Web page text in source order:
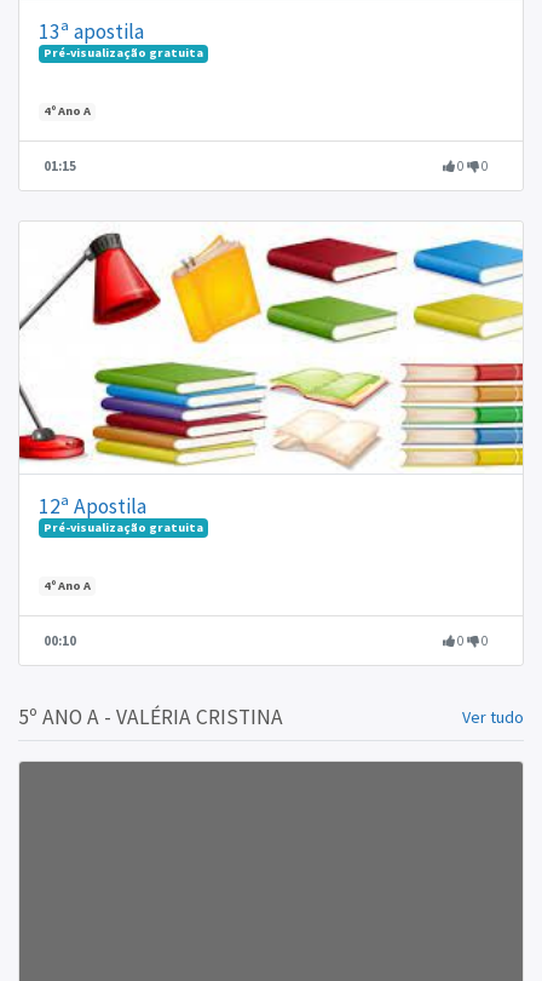
13ª apostila
Pré-visualização gratuita
4º Ano A
01:15 0 0
12ª Apostila
Pré-visualização gratuita
4º Ano A
00:10 0 0
5º ANO A - VALÉRIA CRISTINA Ver tudo